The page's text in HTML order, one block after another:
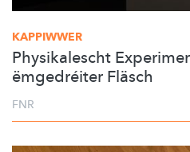
KAPPIWWER
Physikalescht
ëmgedréiter Fläsch
FNR